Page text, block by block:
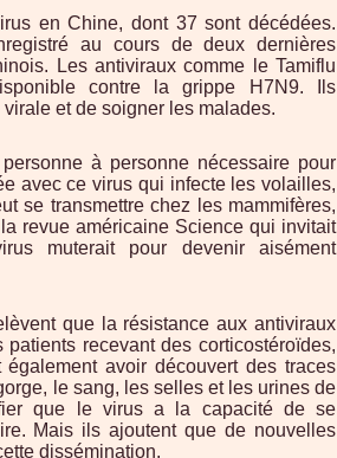
en Chine, dont 37 sont décédées.
au cours de deux dernières
Les antiviraux comme le Tamiflu
contre la grippe H7N9. Ils
et de soigner les malades.
à personne nécessaire pour
avec ce virus qui infecte les volailles,
se transmettre chez les mammifères,
revue américaine Science qui invitait
muterait pour devenir aisément
que la résistance aux antiviraux
recevant des corticostéroïdes,
également avoir découvert des traces
le sang, les selles et les urines de
que le virus a la capacité de se
Mais ils ajoutent que de nouvelles
dissémination.